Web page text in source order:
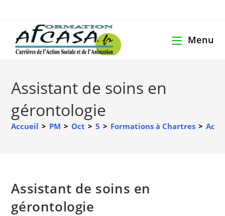
Menu
Assistant de soins en
gérontologie
Accueil > PM > Oct > 5 > Formations à Chartres >
Assistant de soins en
gérontologie